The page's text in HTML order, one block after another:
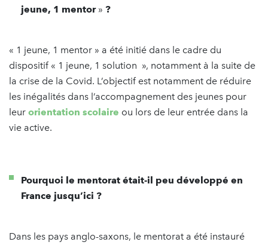
jeune, 1 mentor» ?
« 1 jeune, 1 mentor » a été initié dans le cadre du
dispositif « 1 jeune, 1 solution », notamment à la suite de
la crise de la Covid. L’objectif est notamment de réduire
les inégalités dans l’accompagnement des jeunes pour
leur orientation scolaire ou lors de leur entrée dans la
vie active.
Pourquoi le mentorat était-il peu développé en
France jusqu’ici ?
Dans les pays anglo-saxons, le mentorat a été instauré